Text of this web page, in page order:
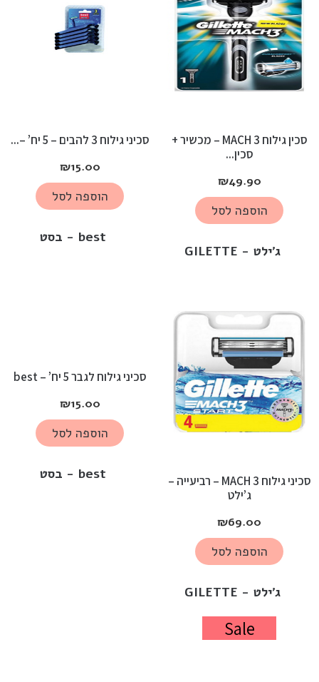
ג'ילט - GILETTE
סכין גילוח MACH 3 – מכשיר +
סכין...
₪49.90
הוספה לסל
best - בסט
סכיני גילוח 3 להבים – 5 יח’ –...
₪15.00
הוספה לסל
ג'ילט - GILETTE
סכיני גילוח MACH 3 – רביעייה –
ג’ילט
₪69.00
הוספה לסל
best - בסט
סכיני גילוח לגבר 5 יח’ – best
₪15.00
הוספה לסל
Sale